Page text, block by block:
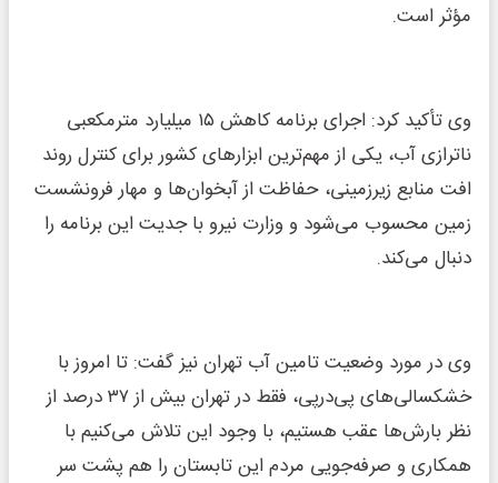
مؤثر است.
وی تأکید کرد: اجرای برنامه کاهش ۱۵ میلیارد مترمکعبی
ناترازی آب، یکی از مهم‌ترین ابزارهای کشور برای کنترل روند
افت منابع زیرزمینی، حفاظت از آبخوان‌ها و مهار فرونشست
زمین محسوب می‌شود و وزارت نیرو با جدیت این برنامه را
دنبال می‌کند.
وی در مورد وضعیت تامین آب تهران نیز گفت: تا امروز با
خشکسالی‌های پی‌درپی، فقط در تهران بیش از ۳۷ درصد از
نظر بارش‌ها عقب هستیم، با وجود این تلاش می‌کنیم با
همکاری و صرفه‌جویی مردم این تابستان را هم پشت سر